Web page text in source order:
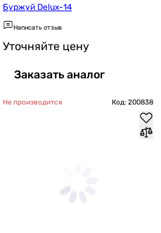
Буржуй Delux-14
Написать отзыв
Уточняйте цену
Заказать аналог
Не производится Код: 200838